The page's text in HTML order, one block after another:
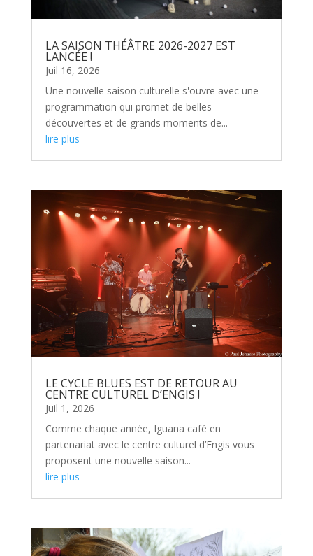
LA SAISON THÉÂTRE 2026-2027 EST
LANCÉE !
Juil 16, 2026
Une nouvelle saison culturelle s'ouvre avec une
programmation qui promet de belles
découvertes et de grands moments de...
lire plus
LE CYCLE BLUES EST DE RETOUR AU
CENTRE CULTUREL D’ENGIS !
Juil 1, 2026
Comme chaque année, Iguana café en
partenariat avec le centre culturel d’Engis vous
proposent une nouvelle saison...
lire plus